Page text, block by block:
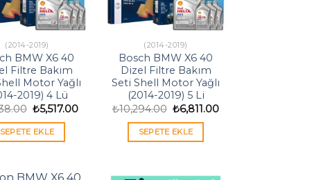
(2014-2019)
BMW X6 40
Filtre Bakım
Motor Yağlı
2019) 4 Lü
Orijinal
fiyat:
₺8,338.00.
₺5,517.00Şu
SEPETE EKLE
(2014-2019)
Bosch BMW X6 40
Dizel Filtre Bakım
Seti Shell Motor Yağlı
(2014-2019) 5 Li
₺10,294.00 Orijinal
fiyat:
₺10,294.00.
₺6,811.00Şu
SEPETE EKLE